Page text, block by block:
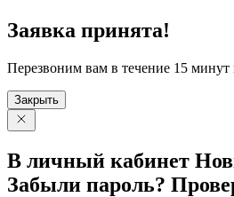
Заявка принята!
Перезвоним вам в течение 15 минут
Закрыть
В личный кабинет
Забыли пароль?